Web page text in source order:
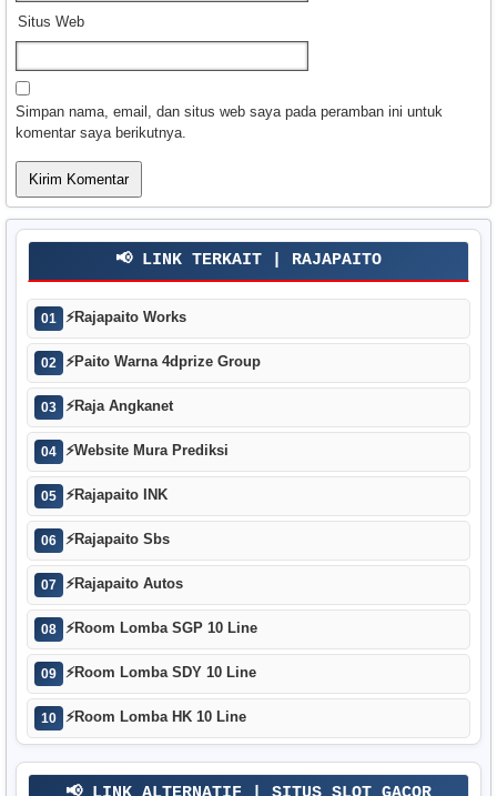
Situs Web
Simpan nama, email, dan situs web saya pada peramban ini untuk
komentar saya berikutnya.
📢 LINK TERKAIT | RAJAPAITO
01 ⚡Rajapaito Works
02 ⚡Paito Warna 4dprize Group
03 ⚡Raja Angkanet
04 ⚡Website Mura Prediksi
05 ⚡Rajapaito INK
06 ⚡Rajapaito Sbs
07 ⚡Rajapaito Autos
08 ⚡Room Lomba SGP 10 Line
09 ⚡Room Lomba SDY 10 Line
10 ⚡Room Lomba HK 10 Line